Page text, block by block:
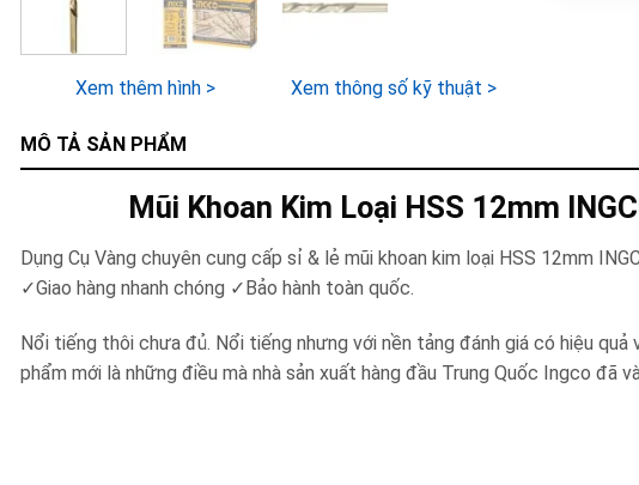
Xem thêm hình > Xem thông số kỹ thuật >
MÔ TẢ SẢN PHẨM
Mũi Khoan Kim Loại HSS 12mm
Dụng Cụ Vàng chuyên cung cấp sỉ & lẻ mũi khoan kim loại HSS 12mm
✓Giao hàng nhanh chóng ✓Bảo hành toàn quốc.
Nổi tiếng thôi chưa đủ. Nổi tiếng nhưng với nền tảng đánh giá có hiệu
phẩm mới là những điều mà nhà sản xuất hàng đầu Trung Quốc Ingco